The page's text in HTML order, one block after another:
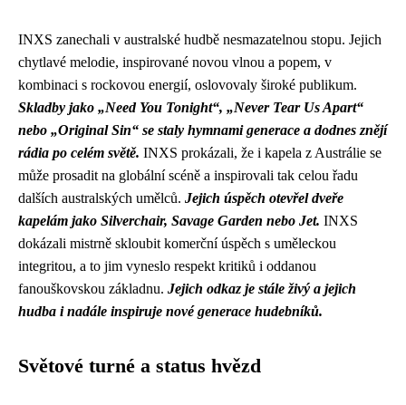
INXS zanechali v australské hudbě nesmazatelnou stopu. Jejich
chytlavé melodie, inspirované novou vlnou a popem, v
kombinaci s rockovou energií, oslovovaly široké publikum.
Skladby jako „Need You Tonight“, „Never Tear Us Apart“
nebo „Original Sin“ se staly hymnami generace a dodnes znějí
rádia po celém světě. INXS prokázali, že i kapela z Austrálie se
může prosadit na globální scéně a inspirovali tak celou řadu
dalších australských umělců. Jejich úspěch otevřel dveře
kapelám jako Silverchair, Savage Garden nebo Jet. INXS
dokázali mistrně skloubit komerční úspěch s uměleckou
integritou, a to jim vyneslo respekt kritiků i oddanou
fanouškovskou základnu. Jejich odkaz je stále živý a jejich
hudba i nadále inspiruje nové generace hudebníků.
Světové turné a status hvězd